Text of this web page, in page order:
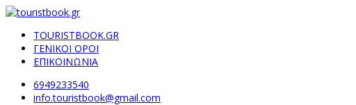
TOURISTBOOK.GR
ΓΕΝΙΚΟΙ ΟΡΟΙ
ΕΠΙΚΟΙΝΩΝΙΑ
6949233540
info.touristbook@gmail.com